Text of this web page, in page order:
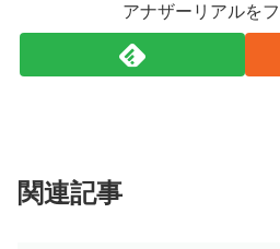
アナザーリアルを
関連記事